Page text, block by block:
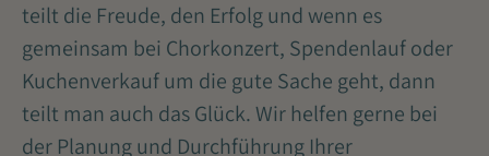
teilt die Freude, den Erfolg und wenn es
gemeinsam bei Chorkonzert, Spendenlauf oder
Kuchenverkauf um die gute Sache geht, dann
teilt man auch das Glück. Wir helfen gerne bei
der Planung und Durchführung Ihrer